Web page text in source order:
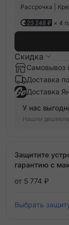
Рассрочка |
23 248 ₽ × 4
Скидка
Самовывоз
Доставка
Доставка
У нас
Нашли
Защитите
гарантию с
от 5 774 ₽
Выбрать